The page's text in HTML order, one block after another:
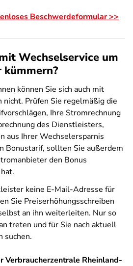
Beschwerdeformular >>
Wechselservice um
können Sie sich auch mit
Prüfen Sie regelmäßig die
Ihre Stromrechnung
des Dienstleisters,
aus Ihrer Wechselersparnis
Bonustarif, sollten Sie außerdem
den Bonus
keine E-Mail-Adresse für
Sie Preiserhöhungsschreiben
an ihn weiterleiten. Nur so
treten und für Sie nach aktuell
suchen.
Verbraucherzentrale Rheinland-